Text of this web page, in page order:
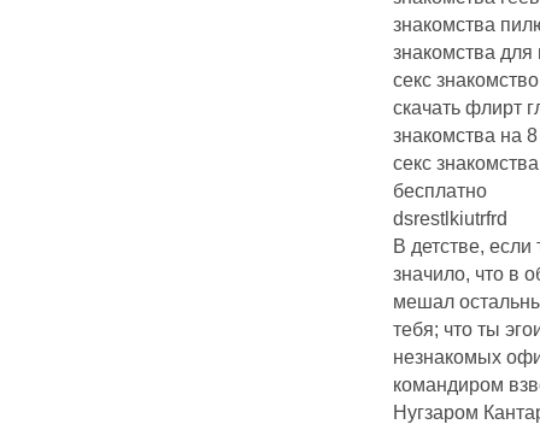
знакомства
знакомства для
секс
скачать флирт
знакомства на 8
секс
бесплатно
dsrestlkiutrfrd
В детстве,
значило, что в
мешал
тебя; что ты
незнакомых
командиром
Нугзаром